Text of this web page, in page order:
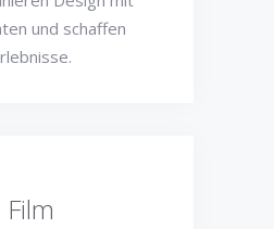
und schaffen
Film